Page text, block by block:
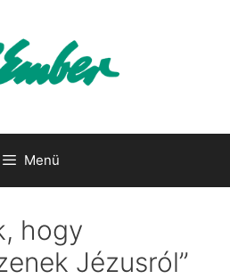
Menü
hogy
Jézusról”